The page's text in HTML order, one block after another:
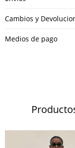
Cambios y
Medios de pago